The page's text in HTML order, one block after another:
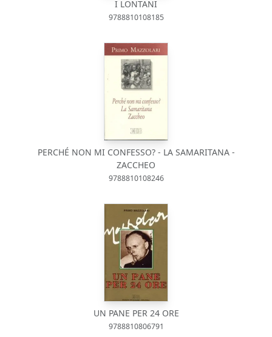
I LONTANI
9788810108185
PERCHÉ NON MI CONFESSO? - LA SAMARITANA -
ZACCHEO
9788810108246
UN PANE PER 24 ORE
9788810806791